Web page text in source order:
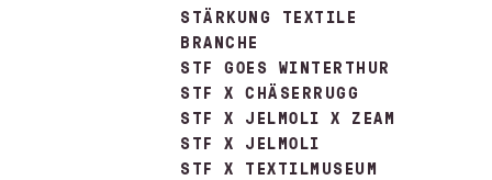
STÄRKUNG TEXTILE
BRANCHE
STF GOES WINTERTHUR
STF X CHÄSERRUGG
STF X JELMOLI X ZEAM
STF X JELMOLI
STF X TEXTILMUSEUM